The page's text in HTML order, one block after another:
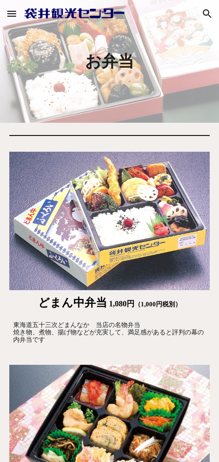
Skip to main content Skip to navigation
お弁当
どまん中弁当 1,080円 （1,000円税別）
東海道五十三次どまんなか 当店の名物弁当
焼き物、煮物、揚げ物などが充実して、満足感があると評判の幕の
内弁当です